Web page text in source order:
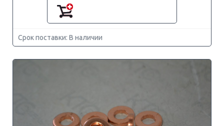
Срок поставки: В наличии